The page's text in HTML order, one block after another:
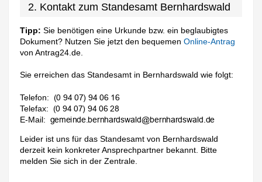
2. Kontakt zum Standesamt Bernhardswald
Tipp: Sie benötigen eine Urkunde bzw. ein beglaubigtes
Dokument? Nutzen Sie jetzt den bequemenOnline-Antrag
von Antrag24.de.
Sie erreichen das Standesamt in Bernhardswald wie folgt:
Telefon:
Telefax:
E-Mail:
Leider ist uns für das Standesamt von Bernhardswald
derzeit kein konkreter Ansprechpartner bekannt. Bitte
melden Sie sich in der Zentrale.